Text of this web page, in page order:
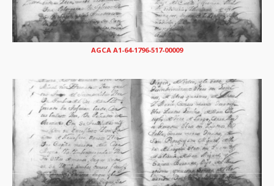
AGCA A1-64-1796-517-00009